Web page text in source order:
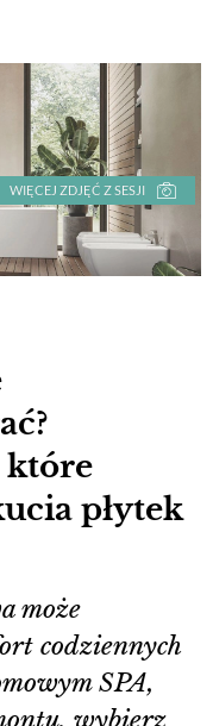
WIĘCEJ ZDJĘĆ Z SESJI
które
płytek
może
codziennych
SPA,
wybierz